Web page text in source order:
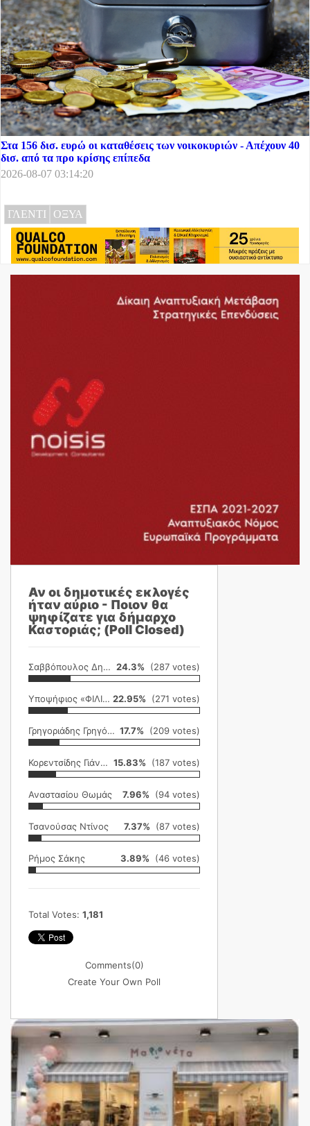
Στα 156 δισ. ευρώ οι καταθέσεις των νοικοκυριών - Απέχουν 40
δισ. από τα προ κρίσης επίπεδα
2026-08-07 03:14:20
ΓΛΕΝΤΙ ΟΞΥΑ
Αν οι δημοτικές εκλογές
ήταν αύριο - Ποιον θα
ψηφίζατε για δήμαρχο
Καστοριάς; (Poll Closed)
Σαββόπουλος Δημήτρης 24.3% (287 votes)
Υποψήφιος «ΦΙΛΙΚΗ ΕΤΑΙΡΕΙΑ» 22.95% (271 votes)
Γρηγοριάδης Γρηγόρης 17.7% (209 votes)
Κορεντσίδης Γιάννης 15.83% (187 votes)
Αναστασίου Θωμάς 7.96% (94 votes)
Τσανούσας Ντίνος 7.37% (87 votes)
Ρήμος Σάκης 3.89% (46 votes)
Total Votes: 1,181
Comments(0)
Create Your Own Poll